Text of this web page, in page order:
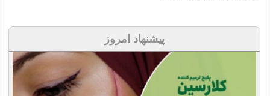
پیشنهاد امروز